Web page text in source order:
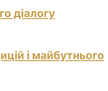
діалогу
і майбутнього